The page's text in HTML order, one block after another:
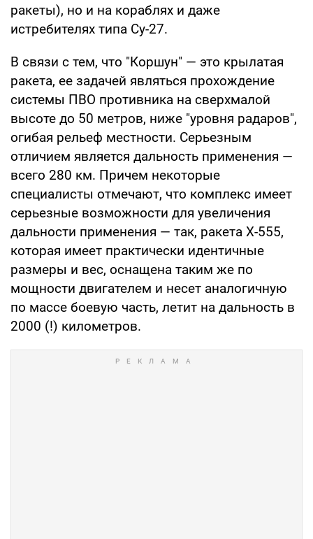
ракеты), но и на кораблях и даже
истребителях типа Су-27.
В связи с тем, что "Коршун" — это крылатая
ракета, ее задачей являться прохождение
системы ПВО противника на сверхмалой
высоте до 50 метров, ниже "уровня радаров",
огибая рельеф местности. Серьезным
отличием является дальность применения —
всего 280 км. Причем некоторые
специалисты отмечают, что комплекс имеет
серьезные возможности для увеличения
дальности применения — так, ракета Х-555,
которая имеет практически идентичные
размеры и вес, оснащена таким же по
мощности двигателем и несет аналогичную
по массе боевую часть, летит на дальность в
2000 (!) километров.